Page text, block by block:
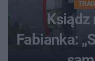
Ksiądz
Fabianka: